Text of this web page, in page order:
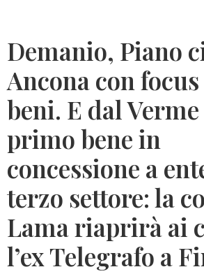
Demanio, Piano
Ancona con focus
beni. E dal
primo bene in
concessione a
terzo settore: la
Lama riaprirà ai
l’ex Telegrafo a